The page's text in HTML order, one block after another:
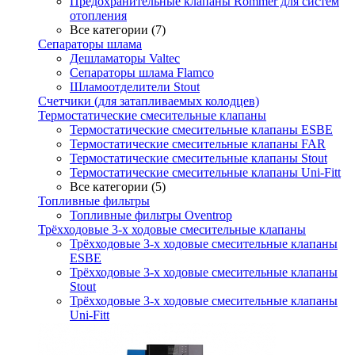
отопления
Все категории (7)
Сепараторы шлама
Дешламаторы Valtec
Сепараторы шлама Flamco
Шламоотделители Stout
Счетчики (для затапливаемых колодцев)
Термостатические смесительные клапаны
Термостатические смесительные клапаны ESBE
Термостатические смесительные клапаны FAR
Термостатические смесительные клапаны Stout
Термостатические смесительные клапаны Uni-Fitt
Все категории (5)
Топливные фильтры
Топливные фильтры Oventrop
Трёхходовые 3-х ходовые смесительные клапаны
Трёхходовые 3-х ходовые смесительные клапаны
ESBE
Трёхходовые 3-х ходовые смесительные клапаны
Stout
Трёхходовые 3-х ходовые смесительные клапаны
Uni-Fitt